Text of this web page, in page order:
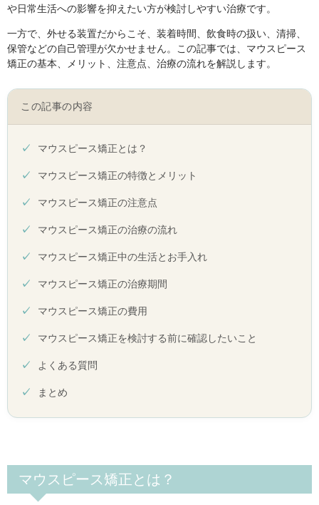
や日常生活への影響を抑えたい方が検討しやすい治療です。
一方で、外せる装置だからこそ、装着時間、飲食時の扱い、清掃、
保管などの自己管理が欠かせません。この記事では、マウスピース
矯正の基本、メリット、注意点、治療の流れを解説します。
この記事の内容
マウスピース矯正とは？
マウスピース矯正の特徴とメリット
マウスピース矯正の注意点
マウスピース矯正の治療の流れ
マウスピース矯正中の生活とお手入れ
マウスピース矯正の治療期間
マウスピース矯正の費用
マウスピース矯正を検討する前に確認したいこと
よくある質問
まとめ
マウスピース矯正とは？